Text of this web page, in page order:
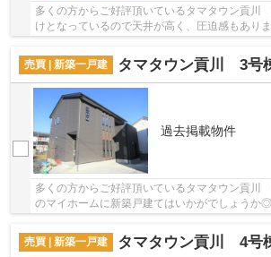
多くの方からご好評頂いているタマタウン貢
けとなっているので天井が高く、圧迫感もあり
売買 | 新築一戸建
タマタウン貢川 3号
過去掲載物件
多くの方からご好評頂いているタマタウン貢
のマイホームに新築戸建てはいかがでしょうか
売買 | 新築一戸建
タマタウン貢川 4号